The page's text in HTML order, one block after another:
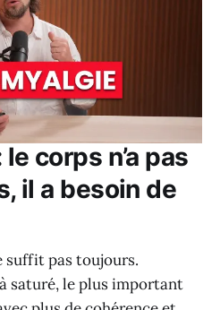
corps n’a pas
il a besoin de
pas toujours.
saturé, le plus important